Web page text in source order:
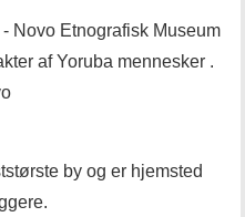
Novo Etnografisk Museum
af Yoruba mennesker .
by og er hjemsted